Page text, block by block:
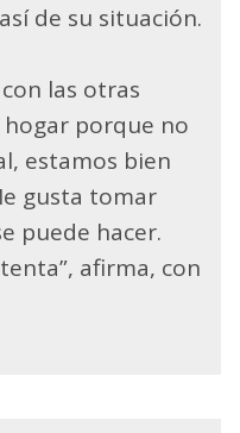
de su situación.
las otras
hogar porque no
estamos bien
gusta tomar
puede hacer.
afirma, con